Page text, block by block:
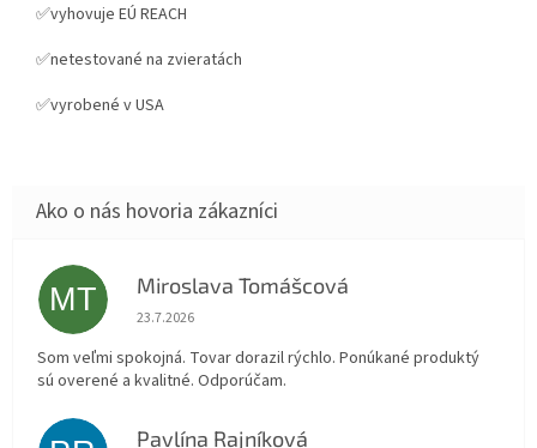
✅vyhovuje EÚ REACH
✅netestované na zvieratách
✅vyrobené v USA
MT Miroslava Tomášcová
Hodnotenie obchodu je 5 z 5 hviezdičiek.
23.7.2026
Som veľmi spokojná. Tovar dorazil rýchlo. Ponúkané produktý
sú overené a kvalitné. Odporúčam.
Pavlína Rajníková